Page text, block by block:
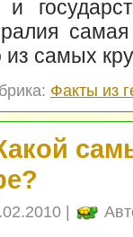
из самых
Факты из
|